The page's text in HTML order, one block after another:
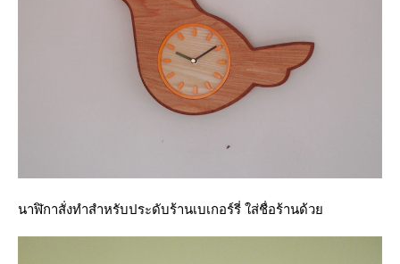
นาฬิกาสั่งทำสำหรับประดับร้านเบเกอร์รี่ ใส่ชื่อร้านด้ว